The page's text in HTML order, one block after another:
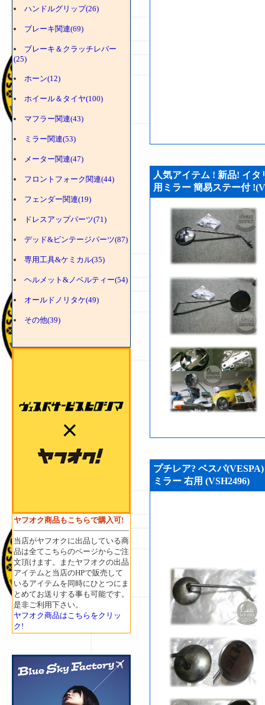
ハンドルグリップ(26)
ブレーキ関連(69)
ブレーキ＆クラッチレバー
(25)
ホーン(12)
ホイール＆タイヤ(100)
マフラー関連(43)
ミラー関連(53)
メーター関連(47)
フロントフォーク関連(44)
フェンダー関連(19)
ドレスアップパーツ(71)
デッド&ビンテージパーツ(87)
専用工具&ケミカル(35)
ヘルメット&ノベルティー(54)
オールドノリタケ(49)
その他(39)
ヤフオク商品もこちらで購入可!
当店がヤフオクに出品している商
品は全てこちらのページからご注
文頂けます。またヤフオクの出品
アイテムと当店のHPで販売して
いるアイテムを同時にひとつにま
とめてお送りする事も可能です。
是非ご利用下さい。
ヤフオク商品はこちらをクリッ
ク!
人気アイテム ! 新品! イ
用ミラー 簡易ステー付
プチレア? ベスパ
ミラー 右用 (VSH2496)